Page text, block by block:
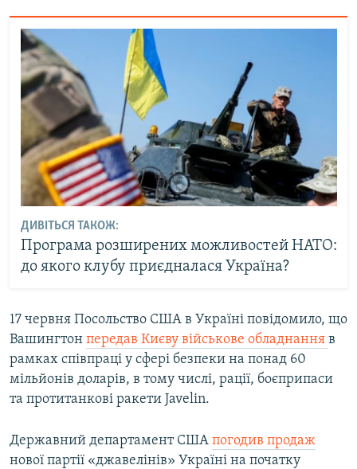
ДИВІТЬСЯ ТАКОЖ:
Програма розширених можливостей НАТО:
до якого клубу приєдналася Україна?
17 червня Посольство США в Україні повідомило, що
Вашингтон передав Києву військове обладнання в
рамках співпраці у сфері безпеки на понад 60
мільйонів доларів, в тому числі, рації, боєприпаси
та протитанкові ракети Javelin.
Державний департамент США погодив продаж
нової партії «джавелінів» Україні на початку